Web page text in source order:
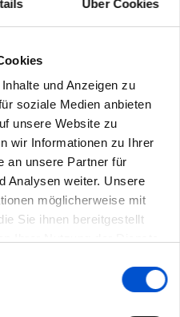
Über Cookies
und Anzeigen zu
soziale Medien anbieten
unsere Website zu
wir Informationen zu Ihrer
an unsere Partner für
Analysen weiter. Unsere
möglicherweise mit
Sie ihnen bereitgestellt